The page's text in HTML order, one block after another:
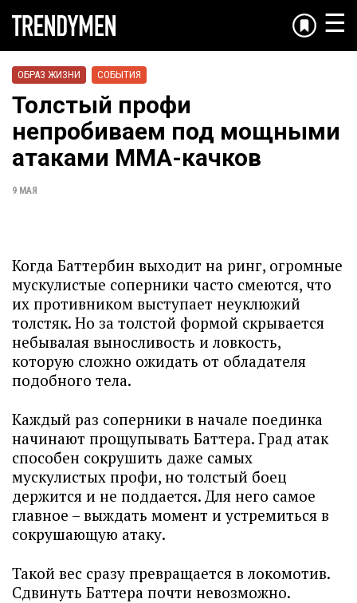
☰
ОБРАЗ ЖИЗНИ СОБЫТИЯ
Толстый профи
непробиваем под мощными
атаками ММА-качков
9 МАЯ
Когда Баттербин выходит на ринг, огромные
мускулистые соперники часто смеются, что
их противником выступает неуклюжий
толстяк. Но за толстой формой скрывается
небывалая выносливость и ловкость,
которую сложно ожидать от обладателя
подобного тела.
Каждый раз соперники в начале поединка
начинают прощупывать Баттера. Град атак
способен сокрушить даже самых
мускулистых профи, но толстый боец
держится и не поддается. Для него самое
главное – выждать момент и устремиться в
сокрушающую атаку.
Такой вес сразу превращается в локомотив.
Сдвинуть Баттера почти невозможно.